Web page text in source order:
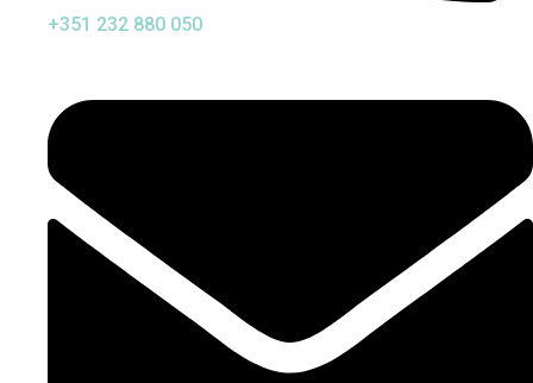
+351 232 880 050